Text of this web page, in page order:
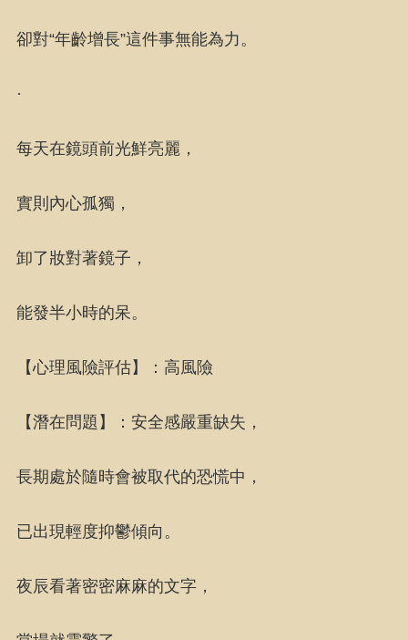
卻對“年齡增長”這件事無能為力。
·
每天在鏡頭前光鮮亮麗，
實則內心孤獨，
卸了妝對著鏡子，
能發半小時的呆。
【心理風險評估】：高風險
【潛在問題】：安全感嚴重缺失，
長期處於隨時會被取代的恐慌中，
已出現輕度抑鬱傾向。
夜辰看著密密麻麻的文字，